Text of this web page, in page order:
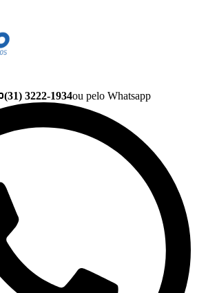
(31) 3222-1934ou pelo Whatsapp